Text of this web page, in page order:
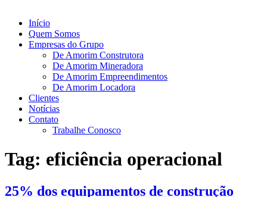
Início
Quem Somos
Empresas do Grupo
De Amorim Construtora
De Amorim Mineradora
De Amorim Empreendimentos
De Amorim Locadora
Clientes
Notícias
Contato
Trabalhe Conosco
Tag: eficiência operacional
25% dos equipamentos de construção